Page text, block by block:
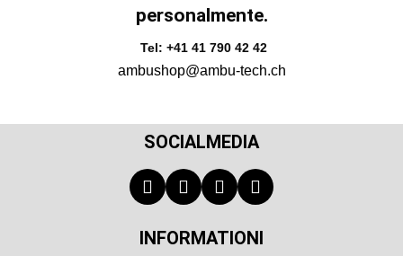
personalmente.
Tel: +41 41 790 42 42
ambushop@ambu-tech.ch
SOCIALMEDIA
INFORMATIONI